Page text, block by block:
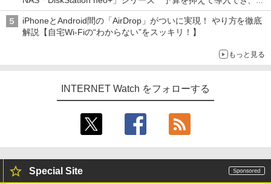
ECCメモリへのアップグレードも可能
iPhoneとAndroid間の「AirDrop」がついに実現！ やり方を徹底
解説【自宅Wi-Fiの“わからない”をスッキリ！】
もっと見る
INTERNET Watch をフォローする
Special Site